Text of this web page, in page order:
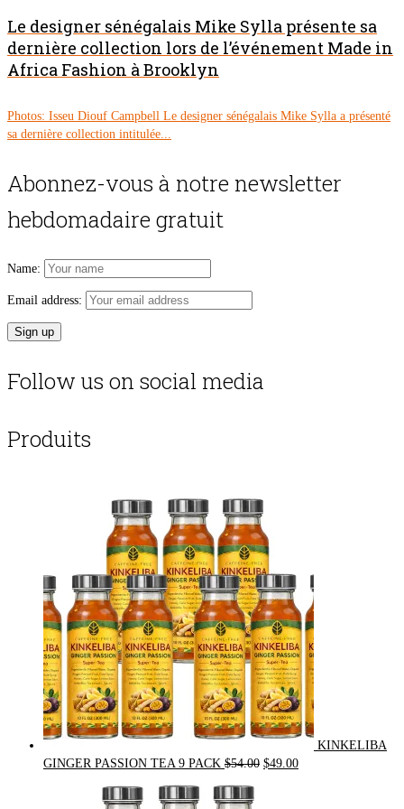
Le designer sénégalais Mike Sylla présente sa
dernière collection lors de l’événement Made in
Africa Fashion à Brooklyn
Photos: Isseu Diouf Campbell Le designer sénégalais Mike Sylla a présenté
sa dernière collection intitulée...
Abonnez-vous à notre newsletter
hebdomadaire gratuit
Name:
Email address:
Follow us on social media
Produits
KINKELIBA
GINGER PASSION TEA 9 PACK $54.00 Original
$49.00Current